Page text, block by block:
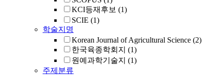
KCI등재후보 (1)
SCIE (1)
학술지명
Korean Journal of Agricultural Science (2)
한국육종학회지 (1)
원예과학기술지 (1)
주제분류